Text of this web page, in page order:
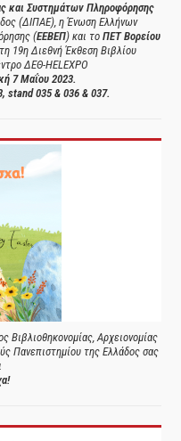
και Συστημάτων Πληροφόρησης
(ΔΙΠΑΕ), η Ένωση Ελλήνων
(ΕΕΒΕΠ) και το ΠΕΤ Βορείου
19η Διεθνή Έκθεση Βιβλίου
ΔΕΘ-HELEXPO
7 Μαΐου 2023.
stand 035 & 036 & 037.
Αρχειονομίας
Πανεπιστημίου της Ελλάδος σας